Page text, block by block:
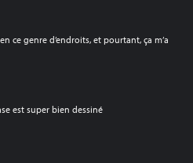
ce genre d’endroits, et pourtant, ça m’a
est super bien dessiné